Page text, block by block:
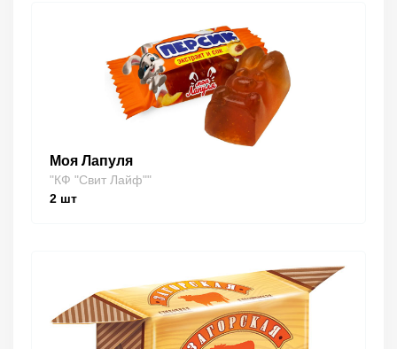
Моя Лапуля
"КФ "Свит Лайф""
2 шт